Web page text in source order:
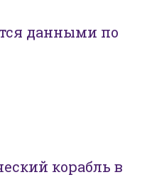
данными по
корабль в